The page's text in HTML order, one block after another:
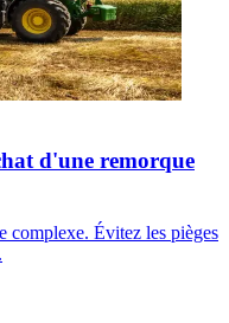
d'une remorque
complexe. Évitez les pièges